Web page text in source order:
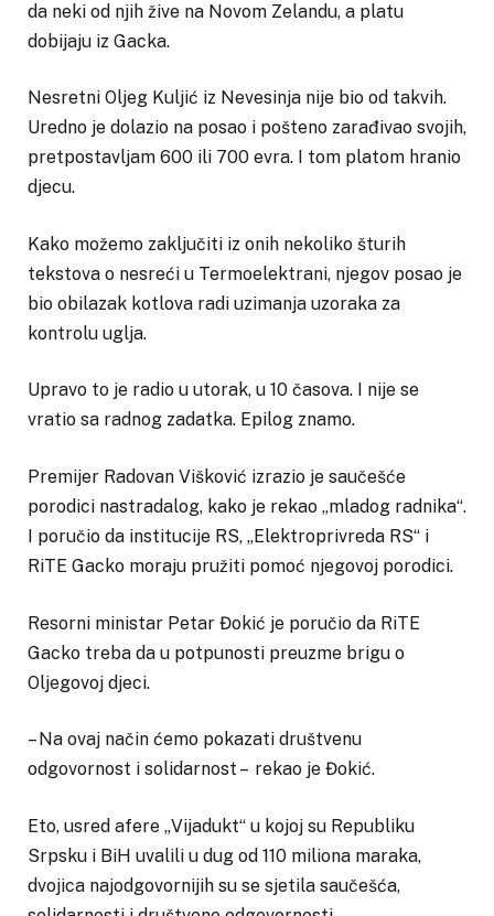
da neki od njih žive na Novom Zelandu, a platu
dobijaju iz Gacka.
Nesretni Oljeg Kuljić iz Nevesinja nije bio od takvih.
Uredno je dolazio na posao i pošteno zarađivao svojih,
pretpostavljam 600 ili 700 evra. I tom platom hranio
djecu.
Kako možemo zaključiti iz onih nekoliko šturih
tekstova o nesreći u Termoelektrani, njegov posao je
bio obilazak kotlova radi uzimanja uzoraka za
kontrolu uglja.
Upravo to je radio u utorak, u 10 časova. I nije se
vratio sa radnog zadatka. Epilog znamo.
Premijer Radovan Višković izrazio je saučešće
porodici nastradalog, kako je rekao „mladog radnika“.
I poručio da institucije RS, „Elektroprivreda RS“ i
RiTE Gacko moraju pružiti pomoć njegovoj porodici.
Resorni ministar Petar Đokić je poručio da RiTE
Gacko treba da u potpunosti preuzme brigu o
Oljegovoj djeci.
– Na ovaj način ćemo pokazati društvenu
odgovornost i solidarnost – rekao je Đokić.
Eto, usred afere „Vijadukt“ u kojoj su Republiku
Srpsku i BiH uvalili u dug od 110 miliona maraka,
dvojica najodgovornijih su se sjetila saučešća,